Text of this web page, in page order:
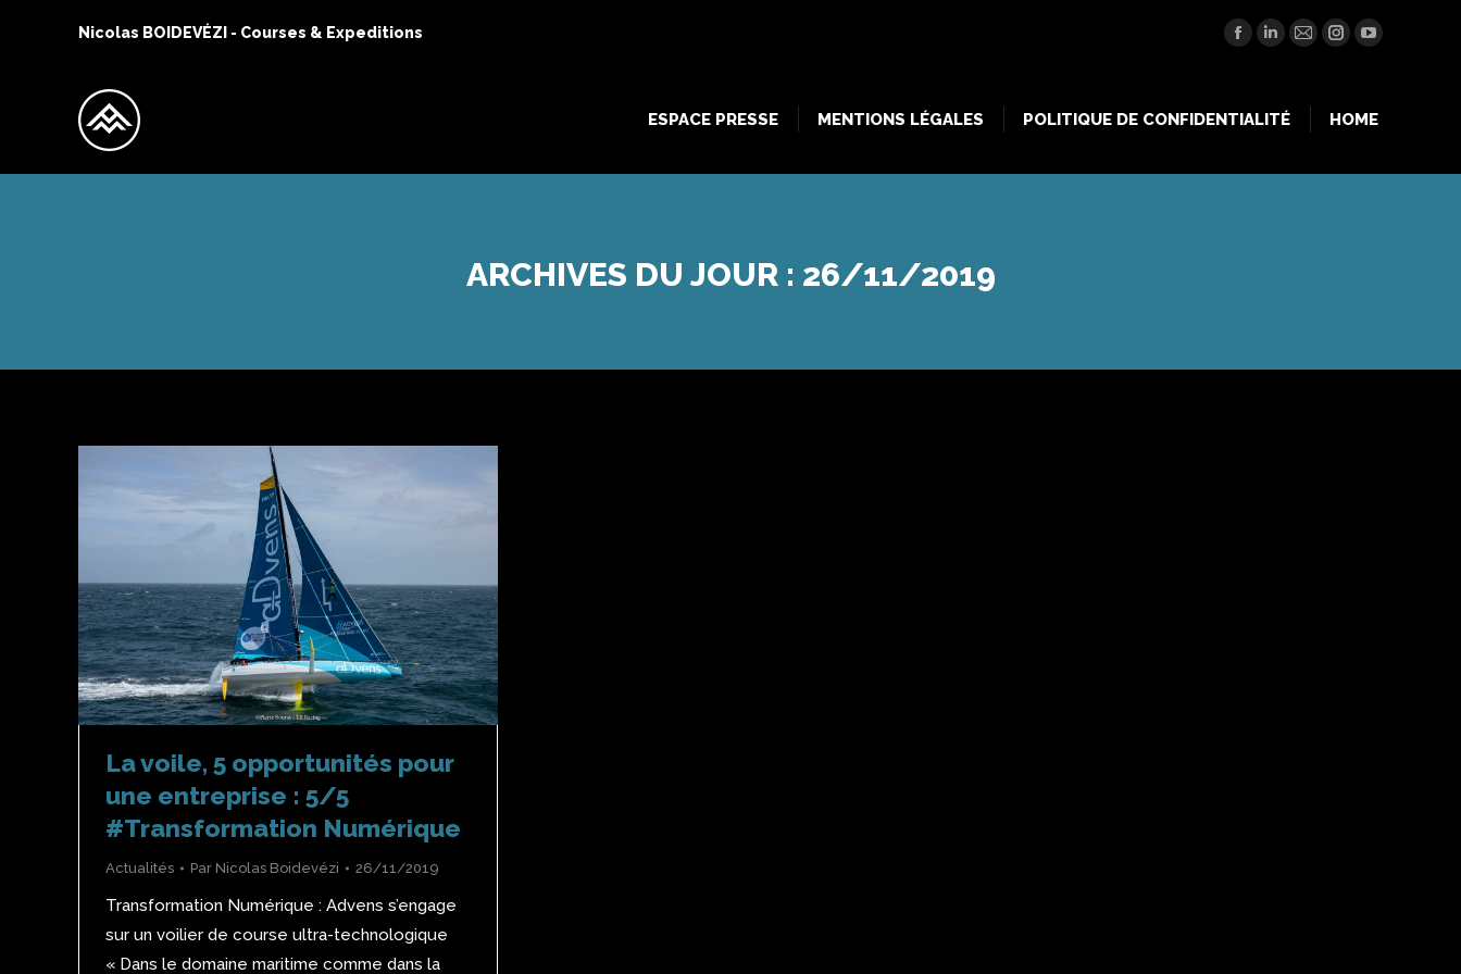
Nicolas BOIDEVÉZI - Courses & Expeditions
Facebook
LinkedIn
MailInstagram
YouTube
ESPACE PRESSE MENTIONS LÉGALES POLITIQUE DE CONFIDENTIALITÉ HOME
ARCHIVES DU JOUR : 26/11/2019
La voile, 5 opportunités pour
une entreprise : 5/5
#Transformation Numérique
Actualités Par Nicolas Boidevézi 26/11/2019
Transformation Numérique : Advens s’engage
sur un voilier de course ultra-technologique
« Dans le domaine maritime comme dans la
POLITIQUE DE CONFIDENTIALITÉ HOME